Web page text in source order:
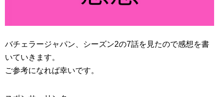
バチェラージャパン、シーズン2の7話を見たので感想を書
いていきます。
ご参考になれば幸いです。